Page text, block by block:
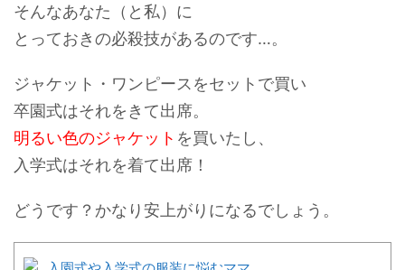
そんなあなた（と私）に
とっておきの必殺技があるのです…。
ジャケット・ワンピースをセットで買い
卒園式はそれをきて出席。
明るい色のジャケット を買いたし、
入学式はそれを着て出席！
どうです？かなり安上がりになるでしょう。